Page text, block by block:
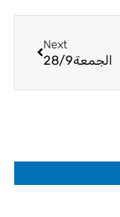
Next
الجمعة28/9